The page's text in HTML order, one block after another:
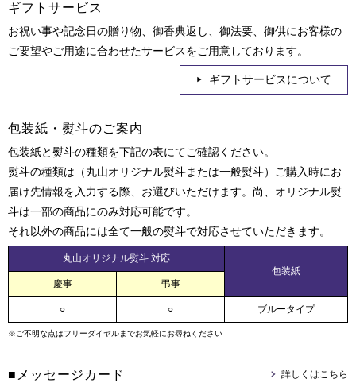
ギフトサービス
お祝い事や記念日の贈り物、御香典返し、御法要、御供にお客様の
ご要望やご用途に合わせたサービスをご用意しております。
ギフトサービスについて
包装紙・熨斗のご案内
包装紙と熨斗の種類を下記の表にてご確認ください。
熨斗の種類は（丸山オリジナル熨斗または一般熨斗）ご購入時にお
届け先情報を入力する際、お選びいただけます。尚、オリジナル熨
斗は一部の商品にのみ対応可能です。
それ以外の商品には全て一般の熨斗で対応させていただきます。
丸山オリジナル熨斗 対応
包装紙
慶事
弔事
○ ○ ブルータイプ
※ご不明な点はフリーダイヤルまでお気軽にお尋ねください
■メッセージカード